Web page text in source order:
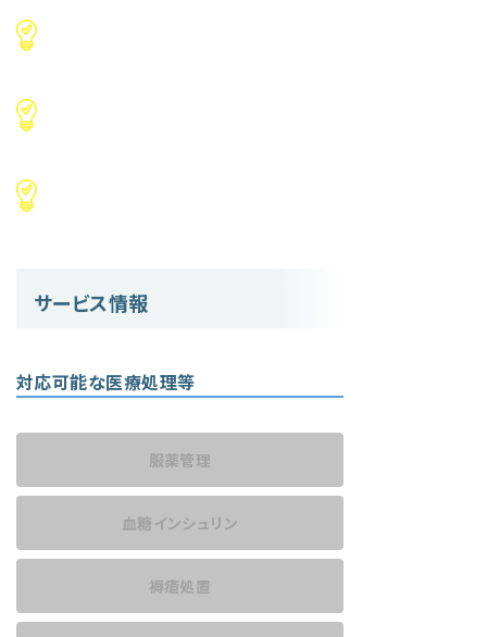
サービス情報
対応可能な医療処理等
服薬管理
血糖インシュリン
褥瘡処置